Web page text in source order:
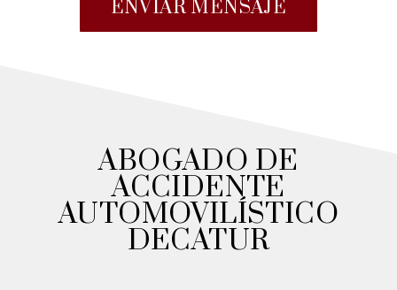
ENVIAR MENSAJE
ABOGADO DE
ACCIDENTE
AUTOMOVILÍSTICO
DECATUR